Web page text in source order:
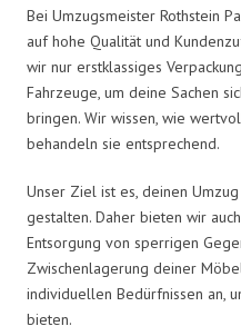
Bei Umzugsmeister Rothstein
auf hohe Qualität und
wir nur erstklassiges
Fahrzeuge, um deine Sachen
bringen. Wir wissen, wie
behandeln sie entsprechend.
Unser Ziel ist es, deinen
gestalten. Daher bieten wir
Entsorgung von sperrigen
Zwischenlagerung deiner
individuellen Bedürfnissen an,
bieten.